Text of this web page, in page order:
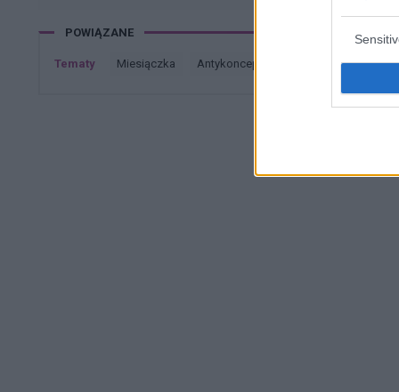
POWIĄZANE
Tematy miesiączka antykoncepcja ginekologia